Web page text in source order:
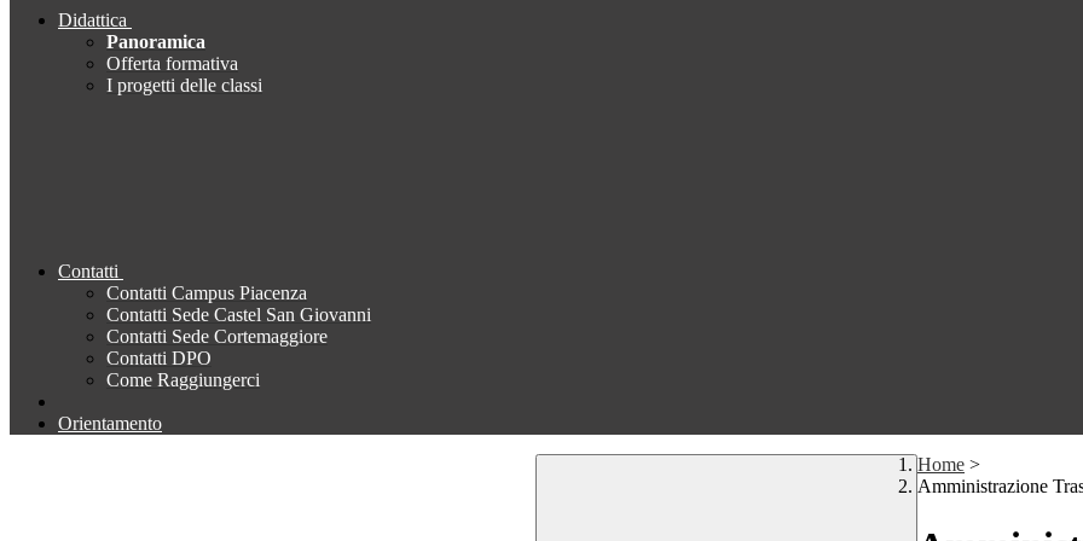
Didattica
Panoramica
Offerta formativa
I progetti delle classi
Contatti
Contatti Campus Piacenza
Contatti Sede Castel San Giovanni
Contatti Sede Cortemaggiore
Contatti DPO
Come Raggiungerci
Orientamento
Home >
Amministrazione